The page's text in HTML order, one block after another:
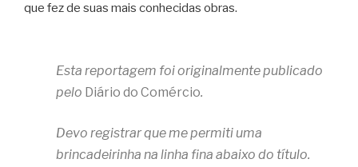
que fez de suas mais conhecidas obras.
Esta reportagem foi originalmente publicado
pelo Diário do Comércio.
Devo registrar que me permiti uma
brincadeirinha na linha fina abaixo do título.